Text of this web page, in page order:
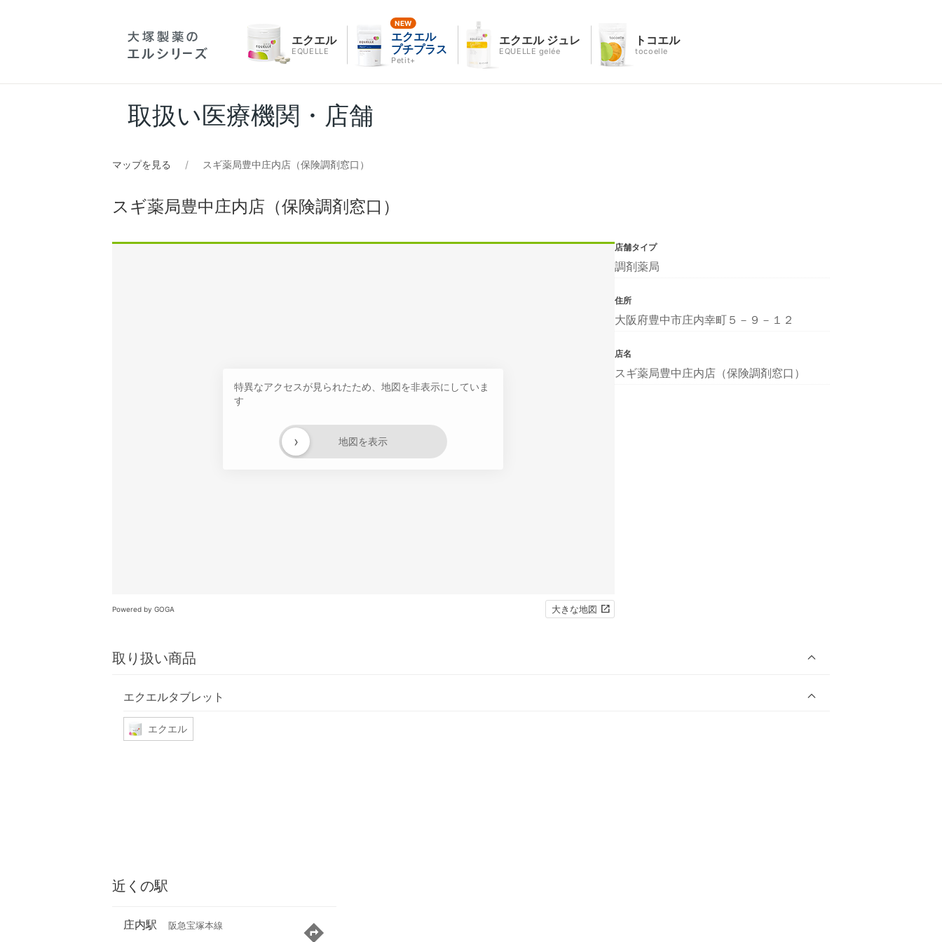
エクエル
EQUELLE
エクエル
プチプラス
Petit+
エクエル ジュレ
EQUELLE gelée
トコエル
tocoelle
取扱い医療機関・店舗
マップを見る スギ薬局豊中庄内店（保険調剤窓口）
スギ薬局豊中庄内店（保険調剤窓口）
特異なアクセスが見られたため、地図を非表示にしていま
す
地図を表示
›
Powered by GOGA 大きな地図
取り扱い商品
エクエルタブレット
エクエル
店舗タイプ
調剤薬局
住所
大阪府豊中市庄内幸町５－９－１２
店名
スギ薬局豊中庄内店（保険調剤窓口）
近くの駅
庄内駅 阪急宝塚本線